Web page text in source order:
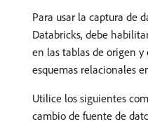
Para usar la captura de
Databricks, debe
en las tablas de origen
esquemas relacionales
Utilice los siguientes
cambio de fuente de